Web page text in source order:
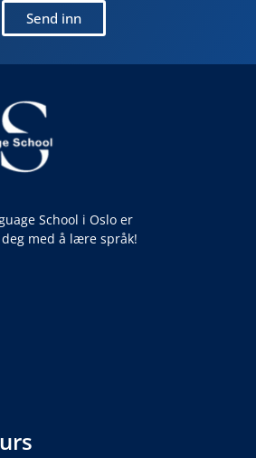
Send inn
School i Oslo er
med å lære språk!